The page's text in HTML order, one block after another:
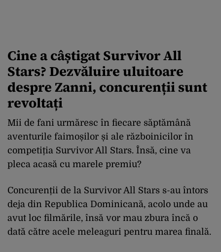
Cine a câștigat Survivor All
Stars? Dezvăluire uluitoare
despre Zanni, concurenții sunt
revoltați
Mii de fani urmăresc în fiecare săptămână
aventurile faimoșilor și ale războinicilor în
competiția Survivor All Stars. Însă, cine va
pleca acasă cu marele premiu?
Concurenții de la Survivor All Stars s-au întors
deja din Republica Dominicană, acolo unde au
avut loc filmările, însă vor mau zbura încă o
dată către acele meleaguri pentru marea finală.